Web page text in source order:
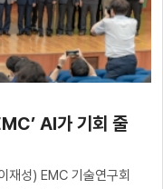
AI가 기회 줄
재성) EMC 기술연구회